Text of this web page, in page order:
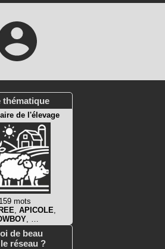
thématique
de l'élevage
159 mots
, APICOLE,
, …
de beau
réseau ?